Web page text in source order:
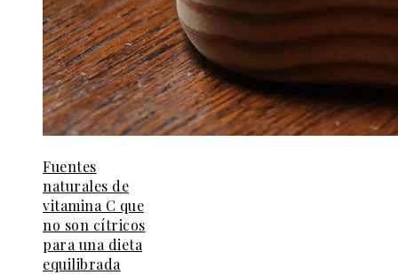
Fuentes
naturales de
vitamina C que
no son cítricos
para una dieta
equilibrada